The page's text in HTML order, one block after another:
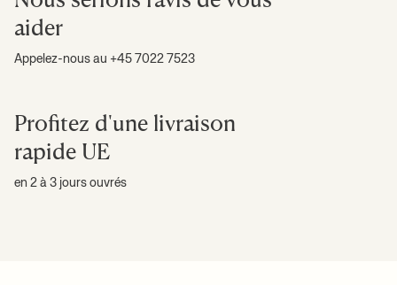
aider
Appelez-nous au +45 7022 7523
Profitez d'une livraison
rapide UE
en 2 à 3 jours ouvrés